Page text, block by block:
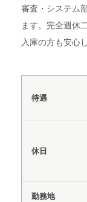
審査・システム
ます。完全週休
入庫の方も安心
待遇
休日
勤務地